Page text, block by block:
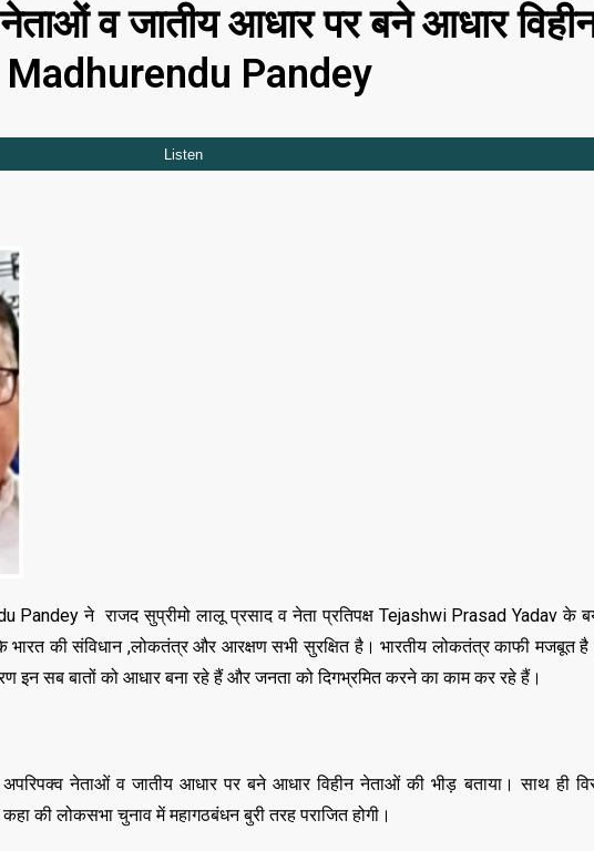
व जातीय आधार पर बने आधार
Madhurendu Pandey
Pandey ने राजद सुप्रीमो लालू प्रसाद व नेता प्रतिपक्ष Tejashwi Prasad Yadav के
भारत की संविधान ,लोकतंत्र और आरक्षण सभी सुरक्षित है। भारतीय लोकतंत्र काफी मजबूत
इन सब बातों को आधार बना रहे हैं और जनता को दिगभ्रमित करने का काम कर रहे हैं।
नेताओं व जातीय आधार पर बने आधार विहीन नेताओं की भीड़ बताया। साथ ही
की लोकसभा चुनाव में महागठबंधन बुरी तरह पराजित होगी।